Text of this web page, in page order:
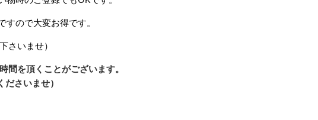
ので大変お得です。
さいませ）
間を頂くことがございます。
さいませ）